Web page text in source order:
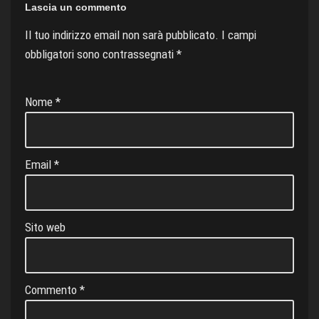
n
t
e
Lascia un commento
Il tuo indirizzo email non sarà pubblicato. I campi
obbligatori sono contrassegnati *
Nome *
Email *
Sito web
Commento *